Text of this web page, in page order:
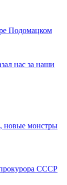
Подомацком
нас за наши
новые монстры
СССР